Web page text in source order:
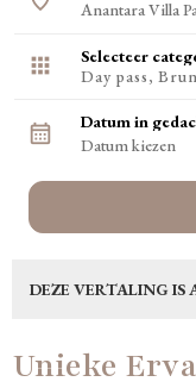
Nice, Frankrijk
Boedapest, Hongarije
Groot Dublin, Ierland
Wenen, Oostenrijk
Selecteer
Day pass,
Datum in
DEZE VERTALING IS
Unieke